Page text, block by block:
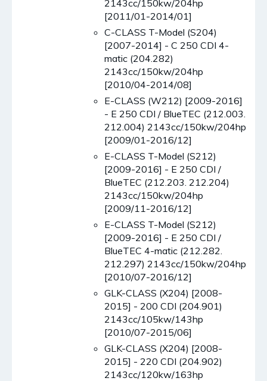
2143cc/150kw/204hp
[2011/01-2014/01]
C-CLASS T-Model (S204)
[2007-2014] - C 250 CDI 4-
matic (204.282)
2143cc/150kw/204hp
[2010/04-2014/08]
E-CLASS (W212) [2009-2016]
- E 250 CDI / BlueTEC (212.003.
212.004) 2143cc/150kw/204hp
[2009/01-2016/12]
E-CLASS T-Model (S212)
[2009-2016] - E 250 CDI /
BlueTEC (212.203. 212.204)
2143cc/150kw/204hp
[2009/11-2016/12]
E-CLASS T-Model (S212)
[2009-2016] - E 250 CDI /
BlueTEC 4-matic (212.282.
212.297) 2143cc/150kw/204hp
[2010/07-2016/12]
GLK-CLASS (X204) [2008-
2015] - 200 CDI (204.901)
2143cc/105kw/143hp
[2010/07-2015/06]
GLK-CLASS (X204) [2008-
2015] - 220 CDI (204.902)
2143cc/120kw/163hp